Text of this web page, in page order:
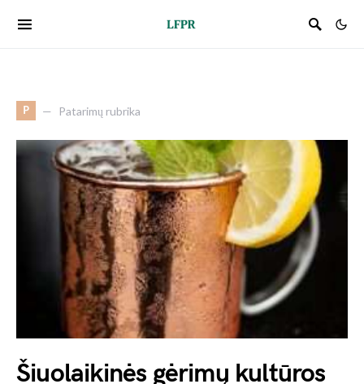
P Patarimų rubrika
Šiuolaikinės gėrimų kultūros